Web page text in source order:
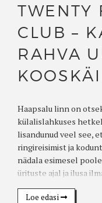
TWENTY
CLUB –
RAHVA
Haapsalu linn on
külalislahkuses
lisandunud veel see,
ringireisimist ja
nädala esimesel
ürituste ajal ja ilusa
Loe edasi